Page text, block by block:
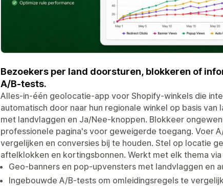
Bezoekers per land doorsturen, blokkeren of
A/B-tests.
Alles-in-één geolocatie-app voor Shopify-winkels die
automatisch door naar hun regionale winkel op basis
met landvlaggen en Ja/Nee-knoppen. Blokkeer
professionele pagina's voor geweigerde toegang. Voer
vergelijken en conversies bij te houden. Stel op locatie
aftelklokken en kortingsbonnen. Werkt met elk thema
Geo-banners en pop-upvensters met landvlaggen en
Ingebouwde A/B-tests om omleidingsregels te